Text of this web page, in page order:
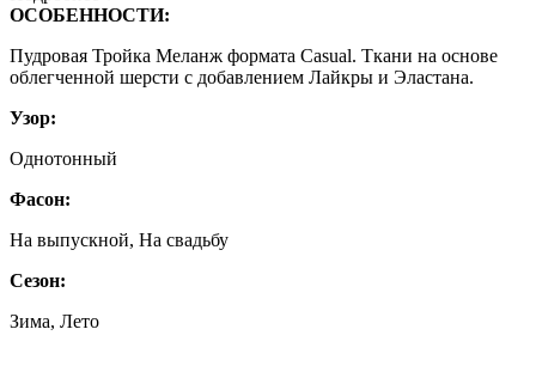
ОСОБЕННОСТИ:
Пудровая Тройка Меланж формата Casual. Ткани на основе
облегченной шерсти с добавлением Лайкры и Эластана.
Узор:
Однотонный
Фасон:
На выпускной, На свадьбу
Сезон:
Зима, Лето